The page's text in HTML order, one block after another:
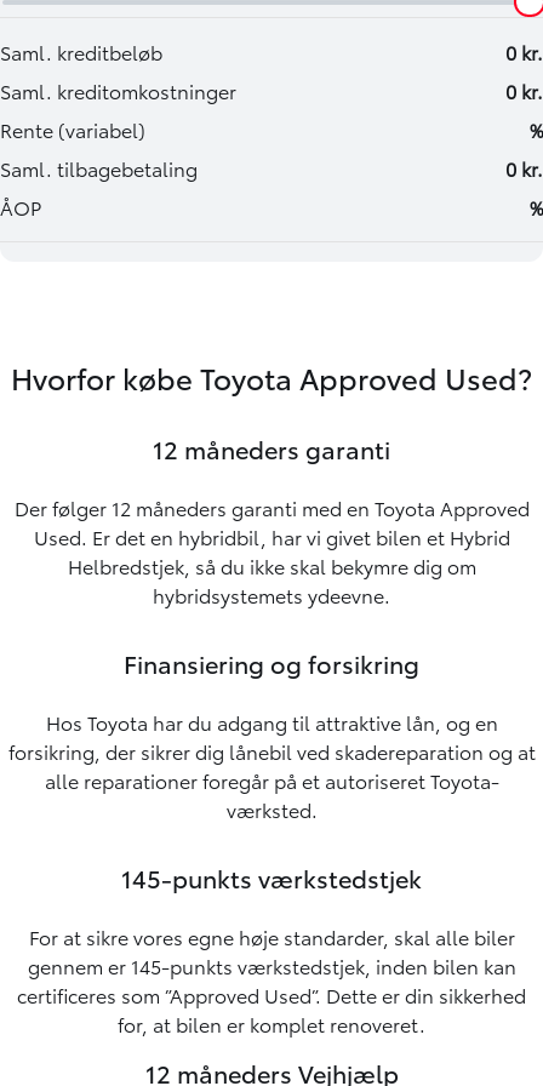
Hvorfor købe Toyota Approved Used?
12 måneders garanti
Der følger 12 måneders garanti med en Toyota Approved
Used. Er det en hybridbil, har vi givet bilen et Hybrid
Helbredstjek, så du ikke skal bekymre dig om
hybridsystemets ydeevne.
Finansiering og forsikring
Hos Toyota har du adgang til attraktive lån, og en
forsikring, der sikrer dig lånebil ved skadereparation og at
alle reparationer foregår på et autoriseret Toyota-
værksted.
145-punkts værkstedstjek
For at sikre vores egne høje standarder, skal alle biler
gennem er 145-punkts værkstedstjek, inden bilen kan
certificeres som ”Approved Used”. Dette er din sikkerhed
for, at bilen er komplet renoveret.
12 måneders Vejhjælp